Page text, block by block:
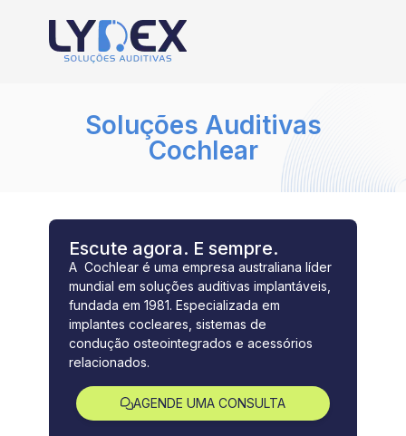
Soluções Auditivas
Cochlear
Escute agora. E sempre.
A Cochlear é uma empresa australiana líder
mundial em soluções auditivas implantáveis,
fundada em 1981. Especializada em
implantes cocleares, sistemas de
condução osteointegrados e acessórios
relacionados.
AGENDE UMA CONSULTA